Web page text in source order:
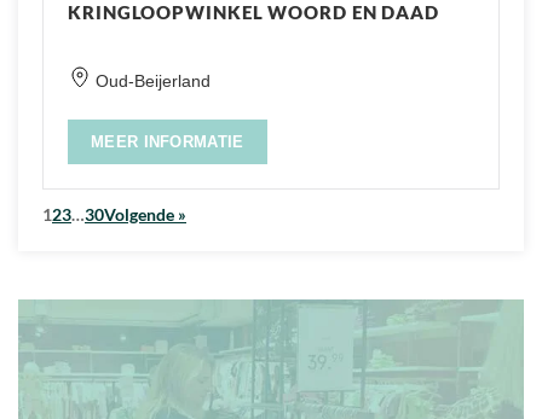
KRINGLOOPWINKEL WOORD EN DAAD
Oud-Beijerland
MEER INFORMATIE
123…30Volgende »